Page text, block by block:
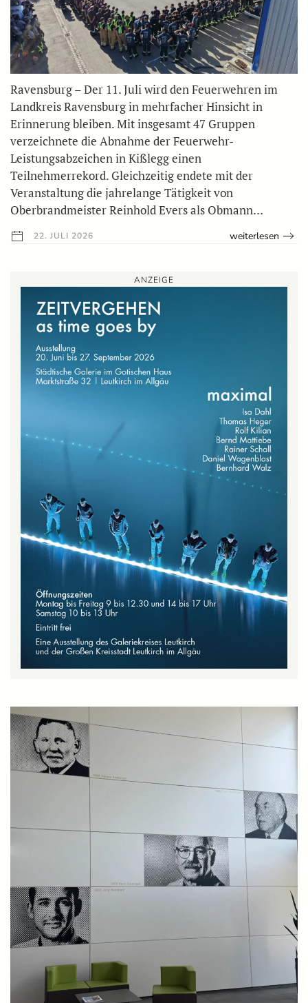
Ravensburg – Der 11. Juli wird den Feuerwehren im
Landkreis Ravensburg in mehrfacher Hinsicht in
Erinnerung bleiben. Mit insgesamt 47 Gruppen
verzeichnete die Abnahme der Feuerwehr-
Leistungsabzeichen in Kißlegg einen
Teilnehmerrekord. Gleichzeitig endete mit der
Veranstaltung die jahrelange Tätigkeit von
Oberbrandmeister Reinhold Evers als Obmann…
22. JULI 2026 weiterlesen
ANZEIGE